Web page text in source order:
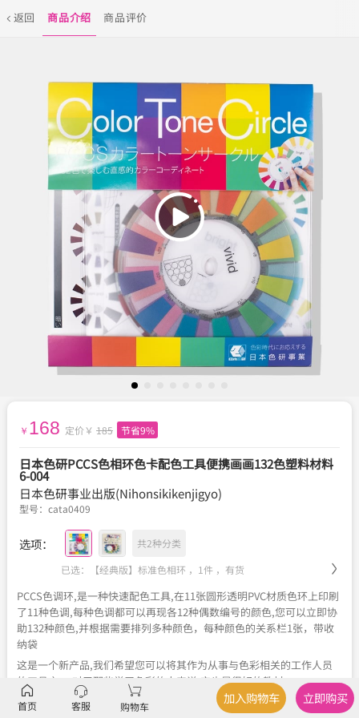
返回 商品介绍 商品评价
￥ 168 定价￥ 185 节省9%
日本色研PCCS色相环色卡配色工具便携画画132色塑料材料
6-004
日本色研事业出版(Nihonsikikenjigyo)
型号： cata0409
选项：
共2种分类
已选：【经典版】标准色相环 ，1件 ， 有货
PCCS色调环,是一种快速配色工具,在11张圆形透明PVC材质色环上印刷
了11种色调,每种色调都可以再现各12种偶数编号的颜色,您可以立即协
助132种颜色,并根据需要排列多种颜色，每种颜色的关系栏1张，带收
纳袋
这是一个新产品,我们希望您可以将其作为从事与色彩相关的工作人员
的工具之一,对于那些学习色彩的人来说,它也是很好的教材.
首页 客服 购物车
加入购物车 立即购买